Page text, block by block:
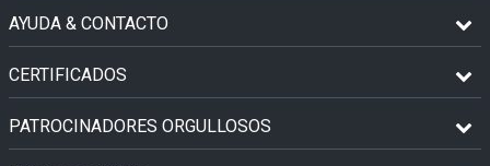
AYUDA & CONTACTO
CERTIFICADOS
PATROCINADORES ORGULLOSOS